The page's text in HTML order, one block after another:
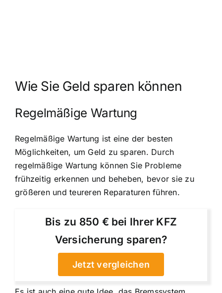
Wie Sie Geld sparen können
Regelmäßige Wartung
Regelmäßige Wartung ist eine der besten
Möglichkeiten, um Geld zu sparen. Durch
regelmäßige Wartung können Sie Probleme
frühzeitig erkennen und beheben, bevor sie zu
größeren und teureren Reparaturen führen.
Bis zu 850 € bei Ihrer KFZ
Versicherung sparen?
Jetzt vergleichen